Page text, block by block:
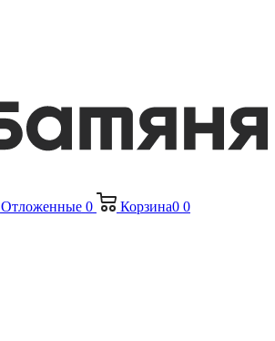
Отложенные 0 Корзина0 0